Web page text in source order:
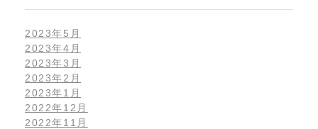
2023年5月
2023年4月
2023年3月
2023年2月
2023年1月
2022年12月
2022年11月